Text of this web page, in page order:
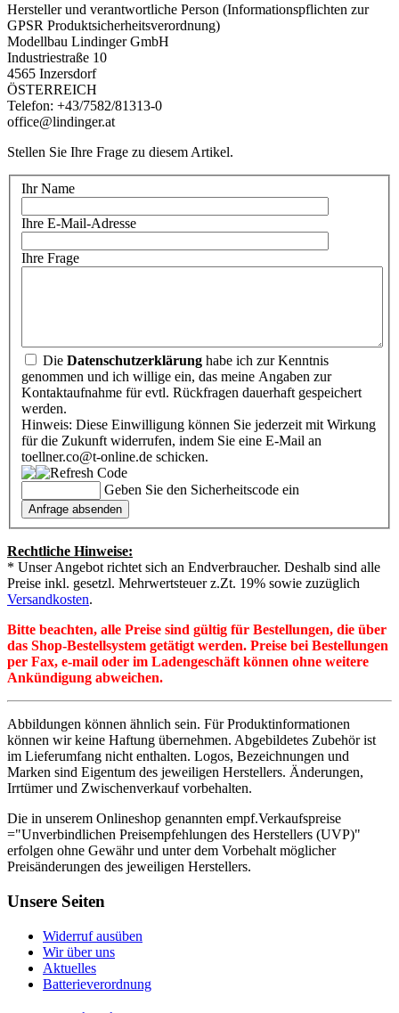
Hersteller und verantwortliche Person (Informationspflichten zur
GPSR Produktsicherheitsverordnung)
Modellbau Lindinger GmbH
Industriestraße 10
4565 Inzersdorf
ÖSTERREICH
Telefon: +43/7582/81313-0
office@lindinger.at
Stellen Sie Ihre Frage zu diesem Artikel.
Ihr Name
Ihre E-Mail-Adresse
Ihre Frage
Die Datenschutzerklärung habe ich zur Kenntnis
genommen und ich willige ein, das meine Angaben zur
Kontaktaufnahme für evtl. Rückfragen dauerhaft gespeichert
werden.
Hinweis: Diese Einwilligung können Sie jederzeit mit Wirkung
für die Zukunft widerrufen, indem Sie eine E-Mail an
toellner.co@t-online.de schicken.
Geben Sie den Sicherheitscode ein
Rechtliche Hinweise:
* Unser Angebot richtet sich an Endverbraucher. Deshalb sind alle
Preise inkl. gesetzl. Mehrwertsteuer z.Zt. 19% sowie zuzüglich
Versandkosten.
Bitte beachten, alle Preise sind gültig für Bestellungen, die über
das Shop-Bestellsystem getätigt werden. Preise bei Bestellungen
per Fax, e-mail oder im Ladengeschäft können ohne weitere
Ankündigung abweichen.
Abbildungen können ähnlich sein. Für Produktinformationen
können wir keine Haftung übernehmen. Abgebildetes Zubehör ist
im Lieferumfang nicht enthalten. Logos, Bezeichnungen und
Marken sind Eigentum des jeweiligen Herstellers. Änderungen,
Irrtümer und Zwischenverkauf vorbehalten.
Die in unserem Onlineshop genannten empf.Verkaufspreise
="Unverbindlichen Preisempfehlungen des Herstellers (UVP)"
erfolgen ohne Gewähr und unter dem Vorbehalt möglicher
Preisänderungen des jeweiligen Herstellers.
Unsere Seiten
Widerruf ausüben
Wir über uns
Aktuelles
Batterieverordnung